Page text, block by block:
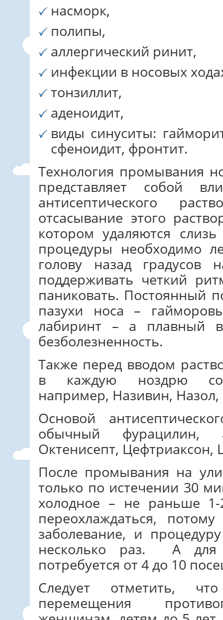
насморк,
полипы,
аллергический ринит,
инфекции в носовых
тонзиллит,
аденоидит,
виды синуситы:
сфеноидит, фронтит.
Технология промывания
представляет собой
антисептического
отсасывание этого
котором удаляются
процедуры необходимо
голову назад
поддерживать четкий
паниковать. Постоянный
пазухи носа –
лабиринт – а плавный
безболезненность.
Также перед вводом
в каждую ноздрю
например, Називин,
Основой
обычный фурацилин,
Октенисепт, Цефтриаксон,
После промывания на
только по истечении 30
холодное – не раньше 1-
переохлаждаться,
заболевание, и
несколько раз. А для
потребуется от 4 до 10
Следует отметить,
перемещения